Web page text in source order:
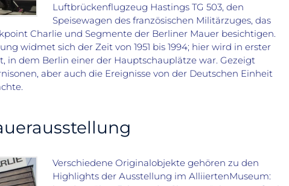
Luftbrückenflugzeug Hastings TG 503, den
Speisewagen des französischen Militärzuges, das
Charlie und Segmente der Berliner Mauer besichtigen.
widmet sich der Zeit von 1951 bis 1994; hier wird in erster
in dem Berlin einer der Hauptschauplätze war. Gezeigt
aber auch die Ereignisse von der Deutschen Einheit
Verschiedene Originalobjekte gehören zu den
Highlights der Ausstellung im AlliiertenMuseum: